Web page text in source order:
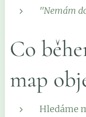
"Nemám
Co
map
Hledáme